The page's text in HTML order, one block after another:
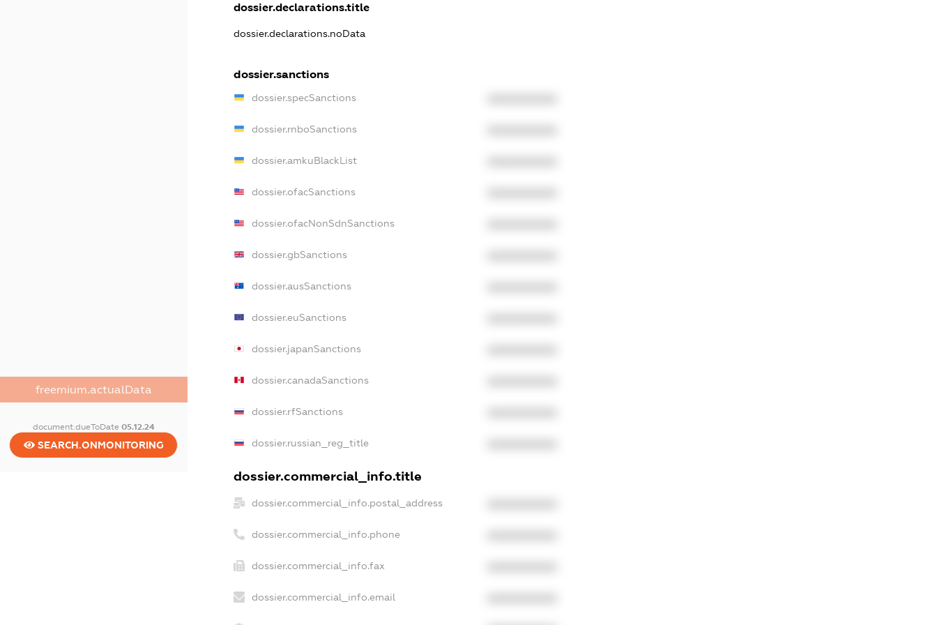
freemium.actualData
document.dueToDate 05.12.24
SEARCH.ONMONITORING
dossier.declarations.title
dossier.declarations.noData
dossier.sanctions
dossier.specSanctions
dossier.rnboSanctions
dossier.amkuBlackList
dossier.ofacSanctions
dossier.ofacNonSdnSanctions
dossier.gbSanctions
dossier.ausSanctions
dossier.euSanctions
dossier.japanSanctions
dossier.canadaSanctions
dossier.rfSanctions
dossier.russian_reg_title
dossier.commercial_info.title
dossier.commercial_info.postal_address
dossier.commercial_info.phone
dossier.commercial_info.fax
dossier.commercial_info.email